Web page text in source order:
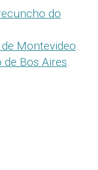
do
Montevideo.
Bos Aires.